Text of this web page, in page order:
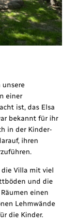
unsere
einer
ist, das Elsa
bekannt für ihr
in der Kinder-
ihren
die Villa mit viel
und die
einen
Lehmwände
die Kinder.